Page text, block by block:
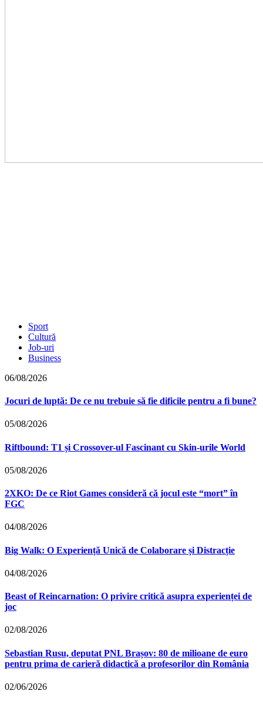
Sport
Cultură
Job-uri
Business
06/08/2026
Jocuri de luptă: De ce nu trebuie să fie dificile pentru a fi bune?
05/08/2026
Riftbound: T1 și Crossover-ul Fascinant cu Skin-urile World
05/08/2026
2XKO: De ce Riot Games consideră că jocul este “mort” în
FGC
04/08/2026
Big Walk: O Experiență Unică de Colaborare și Distracție
04/08/2026
Beast of Reincarnation: O privire critică asupra experienței de
joc
02/08/2026
Sebastian Rusu, deputat PNL Brașov: 80 de milioane de euro
pentru prima de carieră didactică a profesorilor din România
02/06/2026